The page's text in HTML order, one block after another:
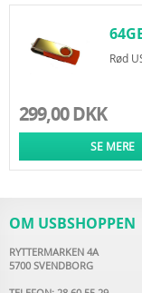
Rød
299,00 DKK
SE MERE
OM USBSHOPPEN
RYTTERMARKEN 4A
5700 SVENDBORG